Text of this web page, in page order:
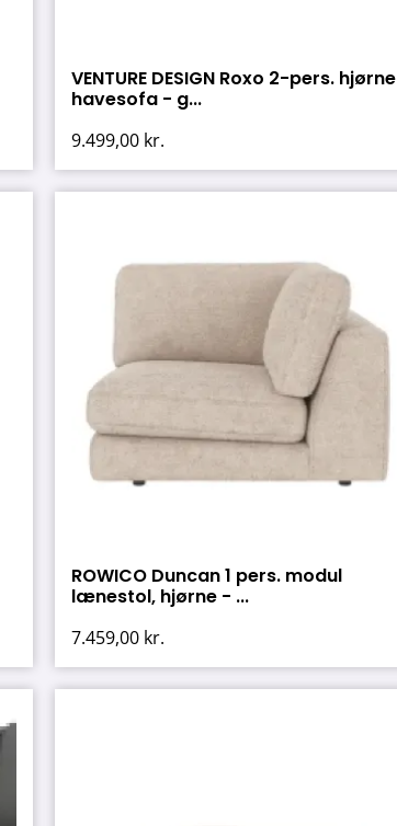
VENTURE DESIGN Roxo 2-pers. hjørne
havesofa - g...
9.499,00 kr.
ROWICO Duncan 1 pers. modul
lænestol, hjørne - ...
7.459,00 kr.